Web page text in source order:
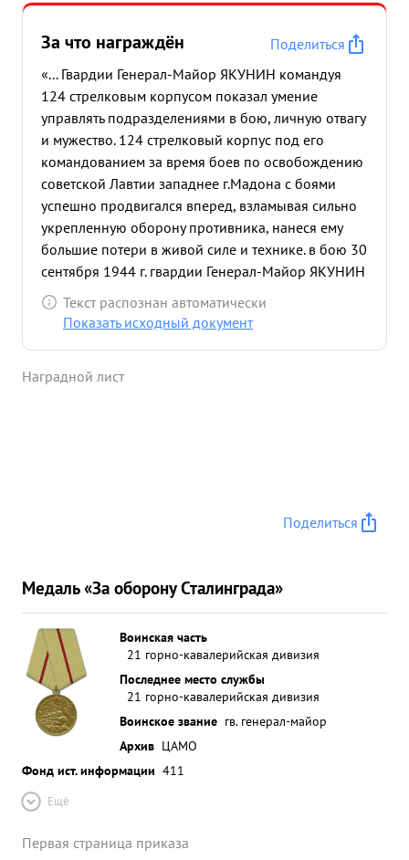
За что награждён
Поделиться
«... Гвардии Генерал-Майор ЯКУНИН командуя
124 стрелковым корпусом показал умение
управлять подразделениями в бою, личную отвагу
и мужество. 124 стрелковый корпус под его
командованием за время боев по освобождению
советской Лавтии западнее г.Мадона с боями
успешно продвигался вперед, взламывая сильно
укрепленную оборону противника, нанеся ему
большие потери в живой силе и технике. в бою 30
сентября 1944 г. гвардии Генерал-Майор ЯКУНИН
убит. ...»Текст распознан автоматически
Показать исходный документ
Наградной лист
Поделиться
Медаль «За оборону Сталинграда»
Воинская часть
21 горно-кавалерийская дивизия
Последнее место службы
21 горно-кавалерийская дивизия
Воинское звание гв. генерал-майор
Архив ЦАМО
Фонд ист. информации 411
Ещё
Первая страница приказа